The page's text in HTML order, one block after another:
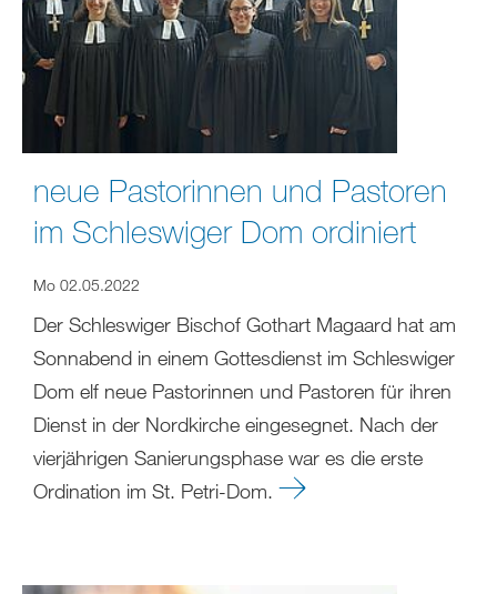
neue Pastorinnen und Pastoren
im Schleswiger Dom ordiniert
Mo 02.05.2022
Der Schleswiger Bischof Gothart Magaard hat am
Sonnabend in einem Gottesdienst im Schleswiger
Dom elf neue Pastorinnen und Pastoren für ihren
Dienst in der Nordkirche eingesegnet. Nach der
vierjährigen Sanierungsphase war es die erste
Ordination im St. Petri-Dom.